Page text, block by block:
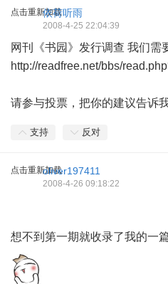
点击重新加载依荷听雨
2008-4-25 22:04:39
网刊《书园》发行调查 我们需
http://readfree.net/bbs/
请参与投票，把你的建议告诉
支持 反对
点击重新加载oliver197411
2008-4-26 09:18:22
想不到第一期就收录了我的一